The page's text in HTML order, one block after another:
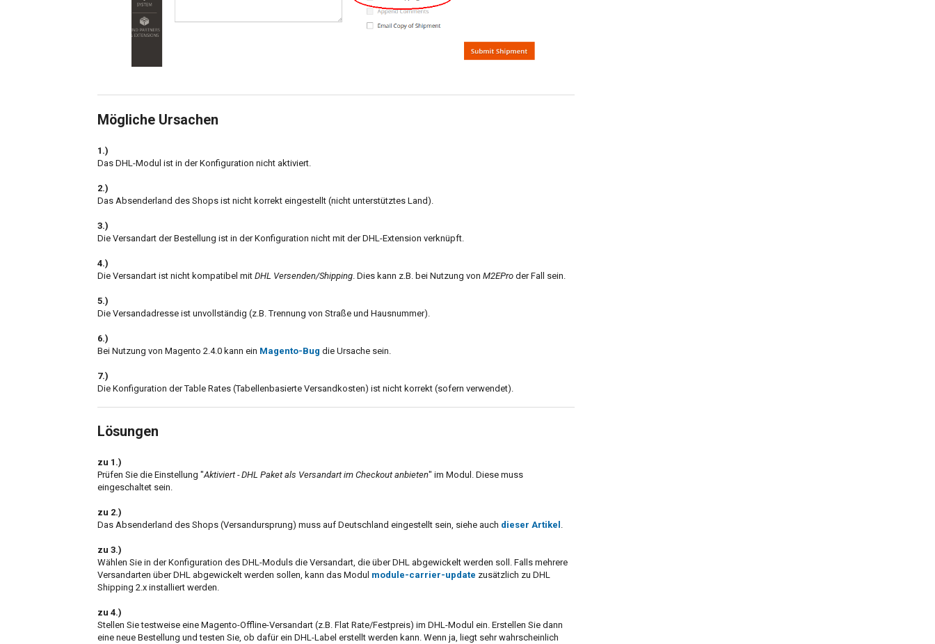
Mögliche Ursachen
1.)
Das DHL-Modul ist in der Konfiguration nicht aktiviert.
2.)
Das Absenderland des Shops ist nicht korrekt eingestellt (nicht unterstütztes Land).
3.)
Die Versandart der Bestellung ist in der Konfiguration nicht mit der DHL-Extension verknüpft.
4.)
Die Versandart ist nicht kompatibel mit DHL Versenden/Shipping . Dies kann z.B. bei Nutzung von M2EPro der Fall sein.
5.)
Die Versandadresse ist unvollständig (z.B. Trennung von Straße und Hausnummer).
6.)
Bei Nutzung von Magento 2.4.0 kann ein Magento-Bug die Ursache sein.
7.)
Die Konfiguration der Table Rates (Tabellenbasierte Versandkosten) ist nicht korrekt (sofern verwendet).
Lösungen
zu 1.)
Prüfen Sie die Einstellung "Aktiviert - DHL Paket als Versandart im Checkout anbieten" im Modul. Diese muss
eingeschaltet sein.
zu 2.)
Das Absenderland des Shops (Versandursprung) muss auf Deutschland eingestellt sein, siehe auch dieser Artikel .
zu 3.)
Wählen Sie in der Konfiguration des DHL-Moduls die Versandart, die über DHL abgewickelt werden soll. Falls mehrere
Versandarten über DHL abgewickelt werden sollen, kann das Modul module-carrier-update zusätzlich zu DHL
Shipping 2.x installiert werden.
zu 4.)
Stellen Sie testweise eine Magento-Offline-Versandart (z.B. Flat Rate/Festpreis) im DHL-Modul ein. Erstellen Sie dann
eine neue Bestellung und testen Sie, ob dafür ein DHL-Label erstellt werden kann. Wenn ja, liegt sehr wahrscheinlich